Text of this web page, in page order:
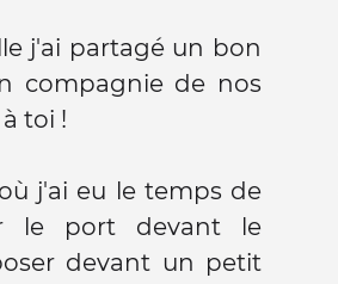
j'ai partagé un bon
compagnie de nos
toi !
j'ai eu le temps de
le port devant le
devant un petit